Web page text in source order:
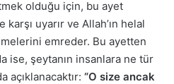
olduğu için, bu ayet
uyarır ve Allah’ın helal
emreder. Bu ayetten
ise, şeytanın insanlara ne tür
açıklanacaktır: “O size ancak